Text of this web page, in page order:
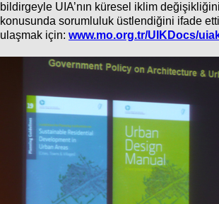
bildirgeyle UIA’nın küresel iklim
konusunda sorumluluk üstlendiğini ifade
ulaşmak için: www.mo.org.tr/UIKDocs/